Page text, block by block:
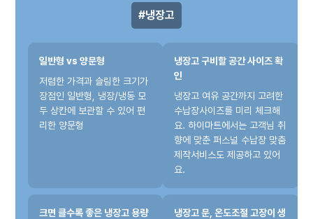
냉장고
일반형 vs 양문형
저렴한 가격과 슬림한 크기가
장점인 일반형, 냉장/냉동 모
두 상칸에 보관할 수 있어 편
리한 양문형
크면 클수록 좋은 냉장고 용량
냉장고 구비할 공간 사이즈 확
인
냉장고 여유 공간까지 고려한
수납장사이즈를 미리 체크해
요. 하이마트에서는 고객님 취
향에 맞춘 퍼스널 수납장 맞춤
제작서비스도 제공하고 있어
요.
냉장고 문, 온도조절 고장이 생